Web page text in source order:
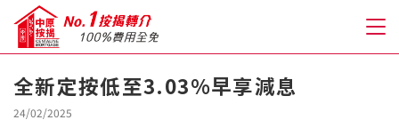
關於我們
全新定按低至3.03%早享減息
24/02/2025